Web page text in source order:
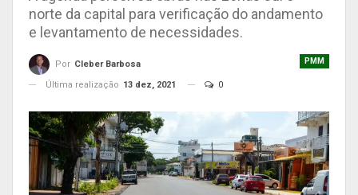
norte da capital para verificação do andamento
e levantamento de necessidades.
PMM
Por Cleber Barbosa
Última realização 13 dez, 2021 0